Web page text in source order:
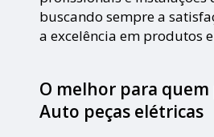
buscando sempre a
a excelência em produtos
O melhor para
Auto peças elétricas